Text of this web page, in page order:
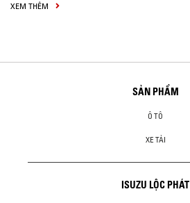
XEM THÊM
SẢN PHẨM
Ô TÔ
XE TẢI
ISUZU LỘC PHÁT